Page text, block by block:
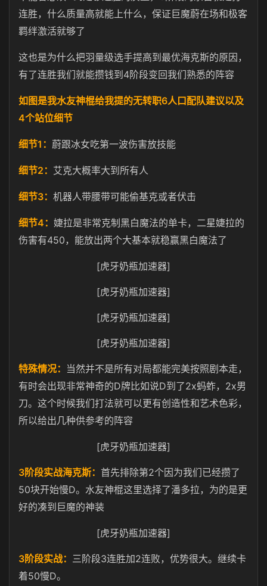
连胜，什么质量高就能上什么，保证巨魔蔚在场和极客
羁绊激活就够了
这也是为什么把羽量级选手提高到最优海克斯的原因，
有了连胜我们就能攒钱到 4阶段变回我们熟悉的阵容
如图是我水友神棍给我提的无转职6人口配队建议以及
4个站位细节
细节1 ： 蔚跟冰女吃第一波伤害放技能
细节2 ： 艾克大概率大到所有人
细节3： 机器人带腰带可能偷基克或者伏击
细节4 ： 婕拉是非常克制黑白魔法的单卡，二星婕拉的
伤害有450 ，能放出两个大基本就稳赢黑白魔法了
[虎牙奶瓶加速器]
[虎牙奶瓶加速器]
[虎牙奶瓶加速器]
[虎牙奶瓶加速器]
特殊情况：
当然并不是所有对局都能完美按照剧本走，
有时会出现非常神奇的D牌比如说D到了2x蚂蚱， 2x男
刀。这个时候我们打法就可以更有创造性和艺术色彩，
所以给出几种供参考的阵容
[虎牙奶瓶加速器]
3阶段实战海克斯： 首先排除第2个因为我们已经攒了
50块开始慢D。水友神棍这里选择了潘多拉，为的是更
好的凑到巨魔的神装
[虎牙奶瓶加速器]
3阶段实战： 三阶段3连胜加2连败，优势很大。继续卡
着50慢D。